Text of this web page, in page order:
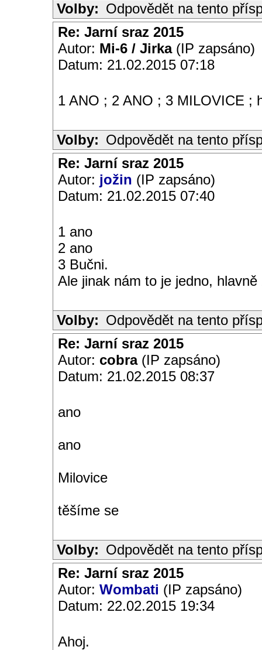
Volby: Odpovědět na tento
Re: Jarní sraz 2015
Autor: Mi-6 / Jirka(IP zapsáno)
Datum: 21.02.2015 07:18
1 ANO ; 2 ANO ; 3 MILOVICE ;
Volby: Odpovědět na tento
Re: Jarní sraz 2015
Autor: jožin (IP zapsáno)
Datum: 21.02.2015 07:40
1 ano
2 ano
3 Bučni.
Ale jinak nám to je jedno,
Volby: Odpovědět na tento
Re: Jarní sraz 2015
Autor: cobra(IP zapsáno)
Datum: 21.02.2015 08:37
ano
ano
Milovice
těšíme se
Volby: Odpovědět na tento
Re: Jarní sraz 2015
Autor: Wombati (IP zapsáno)
Datum: 22.02.2015 19:34
Ahoj.